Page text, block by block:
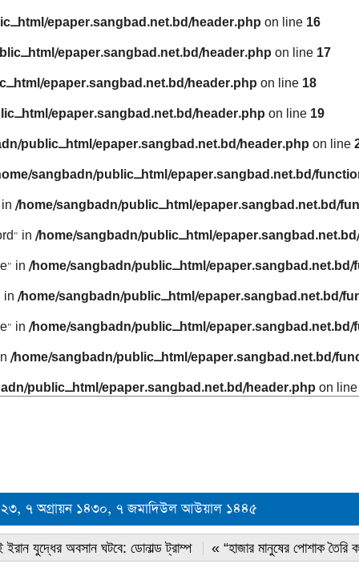
epaper.sangbad.net.bd/header.php on line 16
epaper.sangbad.net.bd/header.php on line 17
epaper.sangbad.net.bd/header.php on line 18
epaper.sangbad.net.bd/header.php on line 19
public_html/epaper.sangbad.net.bd/header.php on line
sangbadn/public_html/epaper.sangbad.net.bd/
/home/sangbadn/public_html/epaper.sangbad.net.bd/
in /home/sangbadn/public_html/
in /home/sangbadn/public_html/
in /home/sangbadn/public_html/epaper.sangbad.net.bd/
in /home/sangbadn/public_html/
/home/sangbadn/public_html/epaper.sangbad.net.bd/
public_html/epaper.sangbad.net.bd/header.php on line
৭ অগ্রায়ন ১৪৩০, ৭ জমাদিউল আউয়াল ১৪৪৫
যুদ্ধের অবসান ঘটবে: ডোনাল্ড ট্রাম্প « “হাজার মানুষের পোশাক তৈরি